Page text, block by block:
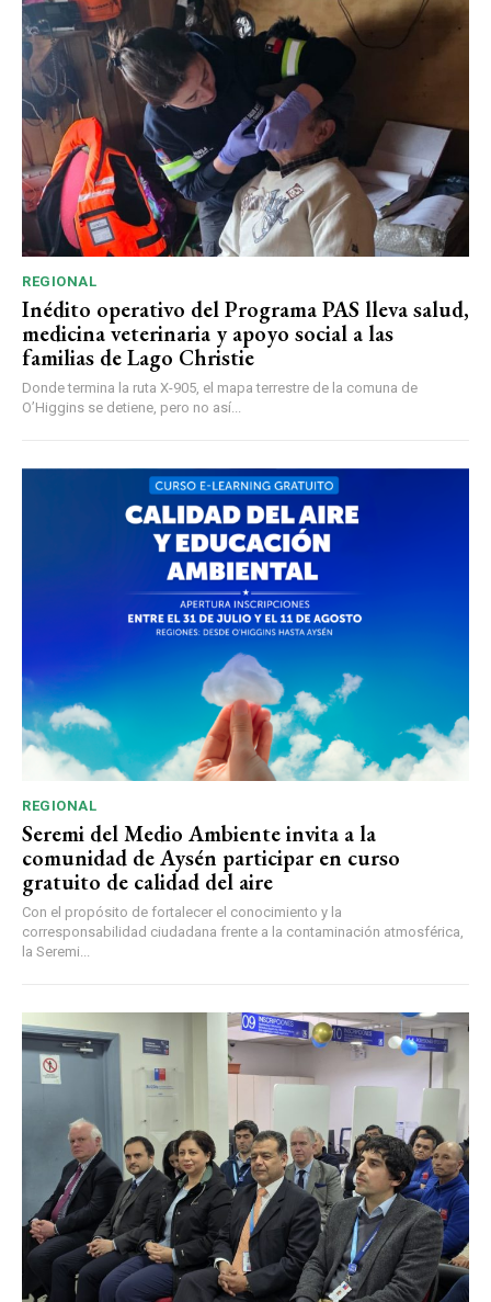
REGIONAL
Inédito operativo del Programa PAS lleva salud,
medicina veterinaria y apoyo social a las
familias de Lago Christie
Donde termina la ruta X-905, el mapa terrestre de la comuna de
O’Higgins se detiene, pero no así...
REGIONAL
Seremi del Medio Ambiente invita a la
comunidad de Aysén participar en curso
gratuito de calidad del aire
Con el propósito de fortalecer el conocimiento y la
corresponsabilidad ciudadana frente a la contaminación atmosférica,
la Seremi...